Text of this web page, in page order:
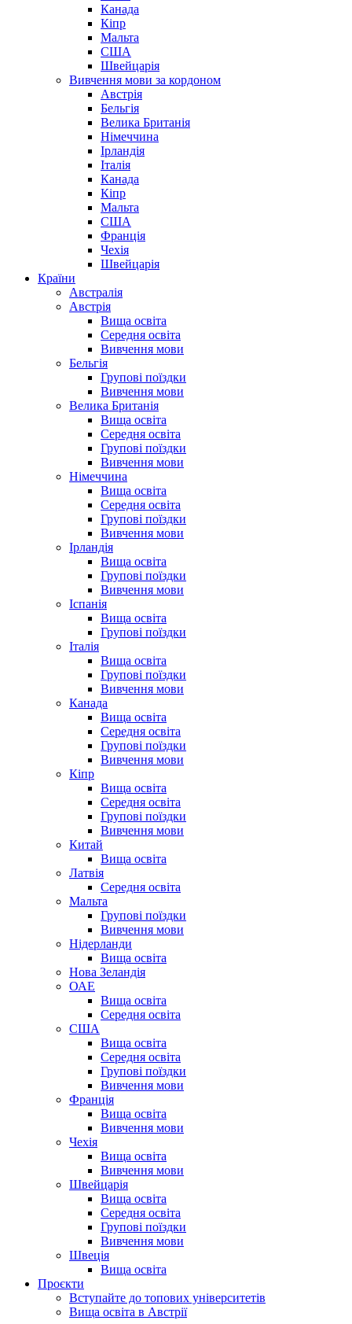
Канада
Кіпр
Мальта
США
Швейцарія
Вивчення мови за кордоном
Австрія
Бельгія
Велика Британія
Німеччина
Ірландія
Італія
Канада
Кіпр
Мальта
США
Франція
Чехія
Швейцарія
Країни
Австралія
Австрія
Вища освіта
Середня освіта
Вивчення мови
Бельгія
Групові поїздки
Вивчення мови
Велика Британія
Вища освіта
Середня освіта
Групові поїздки
Вивчення мови
Німеччина
Вища освіта
Середня освіта
Групові поїздки
Вивчення мови
Ірландія
Вища освіта
Групові поїздки
Вивчення мови
Іспанія
Вища освіта
Групові поїздки
Італія
Вища освіта
Групові поїздки
Вивчення мови
Канада
Вища освіта
Середня освіта
Групові поїздки
Вивчення мови
Кіпр
Вища освіта
Середня освіта
Групові поїздки
Вивчення мови
Китай
Вища освіта
Латвія
Середня освіта
Мальта
Групові поїздки
Вивчення мови
Нідерланди
Вища освіта
Нова Зеландія
ОАЕ
Вища освіта
Середня освіта
США
Вища освіта
Середня освіта
Групові поїздки
Вивчення мови
Франція
Вища освіта
Вивчення мови
Чехія
Вища освіта
Вивчення мови
Швейцарія
Вища освіта
Середня освіта
Групові поїздки
Вивчення мови
Швеція
Вища освіта
Проєкти
Вступайте до топових університетів
Вища освіта в Австрії